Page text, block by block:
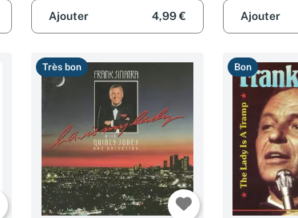
Ajouter 4,99 €
Ajouter
Très bon Bon